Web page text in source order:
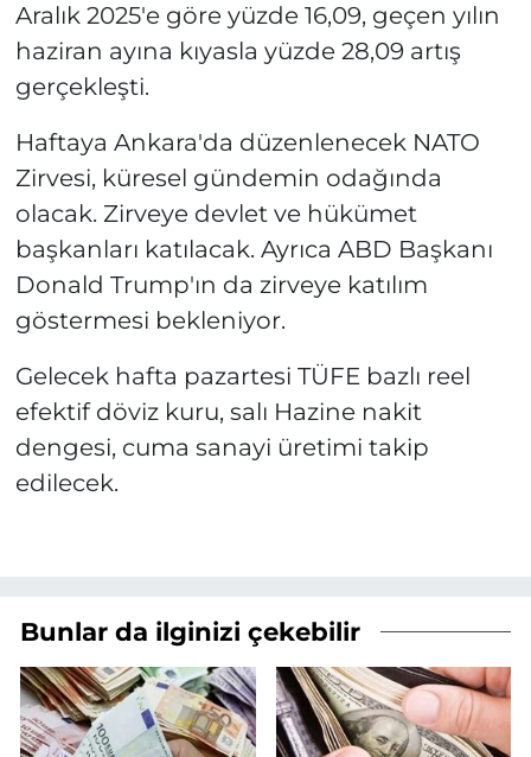
Aralık 2025'e göre yüzde 16,09, geçen yılın
haziran ayına kıyasla yüzde 28,09 artış
gerçekleşti.
Haftaya Ankara'da düzenlenecek NATO
Zirvesi, küresel gündemin odağında
olacak. Zirveye devlet ve hükümet
başkanları katılacak. Ayrıca ABD Başkanı
Donald Trump'ın da zirveye katılım
göstermesi bekleniyor.
Gelecek hafta pazartesi TÜFE bazlı reel
efektif döviz kuru, salı Hazine nakit
dengesi, cuma sanayi üretimi takip
edilecek.
Bunlar da ilginizi çekebilir